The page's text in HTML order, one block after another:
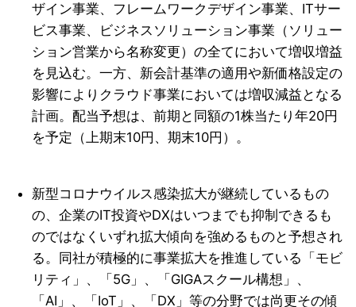
ザイン事業、フレームワークデザイン事業、ITサー
ビス事業、ビジネスソリューション事業（ソリュー
ション営業から名称変更）の全てにおいて増収増益
を見込む。一方、新会計基準の適用や新価格設定の
影響によりクラウド事業においては増収減益となる
計画。配当予想は、前期と同額の1株当たり年20円
を予定（上期末10円、期末10円）。
新型コロナウイルス感染拡大が継続しているもの
の、企業のIT投資やDXはいつまでも抑制できるも
のではなくいずれ拡大傾向を強めるものと予想され
る。同社が積極的に事業拡大を推進している「モビ
リティ」、「5G」、「GIGAスクール構想」、
「AI」、「IoT」、「DX」等の分野では尚更その傾